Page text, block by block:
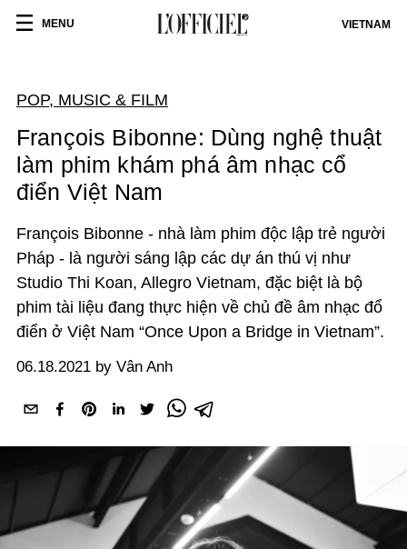
MENU VIETNAM
POP, MUSIC & FILM
François Bibonne: Dùng nghệ thuật
làm phim khám phá âm nhạc cổ
điển Việt Nam
François Bibonne - nhà làm phim độc lập trẻ người
Pháp - là người sáng lập các dự án thú vị như
Studio Thi Koan, Allegro Vietnam, đặc biệt là bộ
phim tài liệu đang thực hiện về chủ đề âm nhạc đổ
điển ở Việt Nam “Once Upon a Bridge in Vietnam”.
06.18.2021 by Vân Anh